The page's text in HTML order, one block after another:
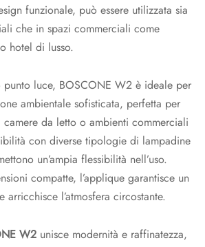
funzionale, può essere utilizzata sia
che in spazi commerciali come
hotel di lusso.
punto luce, BOSCONE W2 è ideale per
ambientale sofisticata, perfetta per
da letto o ambienti commerciali
con diverse tipologie di lampadine
un’ampia flessibilità nell’uso.
compatte, l’applique garantisce un
arricchisce l’atmosfera circostante.
W2 unisce modernità e raffinatezza,